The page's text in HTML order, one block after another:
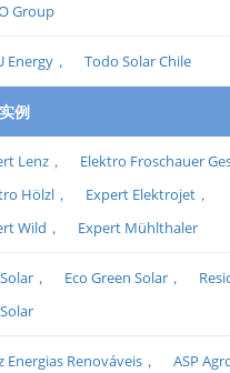
Group
Energy， Todo Solar Chile
例
Lenz，
Elektro Froschauer
Hölzl，
Expert Elektrojet，
Wild，
Expert Mühlthaler
， Eco Green Solar，
Energias Renováveis，
ASP